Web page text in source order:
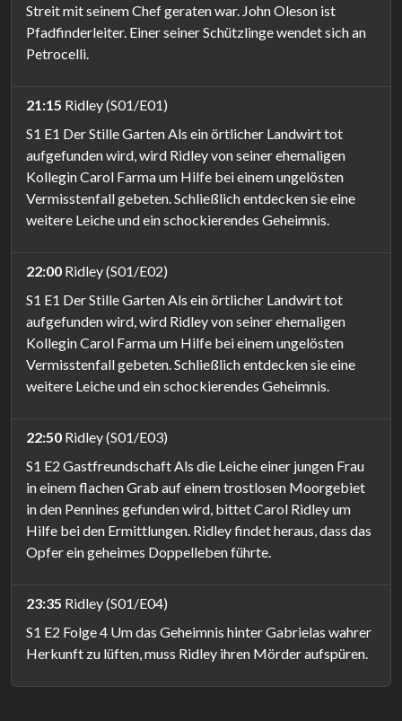
Streit mit seinem Chef geraten war. John Oleson ist
Pfadfinderleiter. Einer seiner Schützlinge wendet sich an
Petrocelli.
21:15 Ridley (S01/E01)
S1 E1 Der Stille Garten Als ein örtlicher Landwirt tot
aufgefunden wird, wird Ridley von seiner ehemaligen
Kollegin Carol Farma um Hilfe bei einem ungelösten
Vermisstenfall gebeten. Schließlich entdecken sie eine
weitere Leiche und ein schockierendes Geheimnis.
22:00 Ridley (S01/E02)
S1 E1 Der Stille Garten Als ein örtlicher Landwirt tot
aufgefunden wird, wird Ridley von seiner ehemaligen
Kollegin Carol Farma um Hilfe bei einem ungelösten
Vermisstenfall gebeten. Schließlich entdecken sie eine
weitere Leiche und ein schockierendes Geheimnis.
22:50 Ridley (S01/E03)
S1 E2 Gastfreundschaft Als die Leiche einer jungen Frau
in einem flachen Grab auf einem trostlosen Moorgebiet
in den Pennines gefunden wird, bittet Carol Ridley um
Hilfe bei den Ermittlungen. Ridley findet heraus, dass das
Opfer ein geheimes Doppelleben führte.
23:35 Ridley (S01/E04)
S1 E2 Folge 4 Um das Geheimnis hinter Gabrielas wahrer
Herkunft zu lüften, muss Ridley ihren Mörder aufspüren.